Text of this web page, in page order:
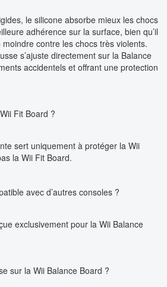
le silicone absorbe mieux les chocs
adhérence sur la surface, bien qu’il
contre les chocs très violents.
s’ajuste directement sur la Balance
accidentels et offrant une protection
Fit Board ?
sert uniquement à protéger la Wii
la Wii Fit Board.
avec d’autres consoles ?
exclusivement pour la Wii Balance
sur la Wii Balance Board ?